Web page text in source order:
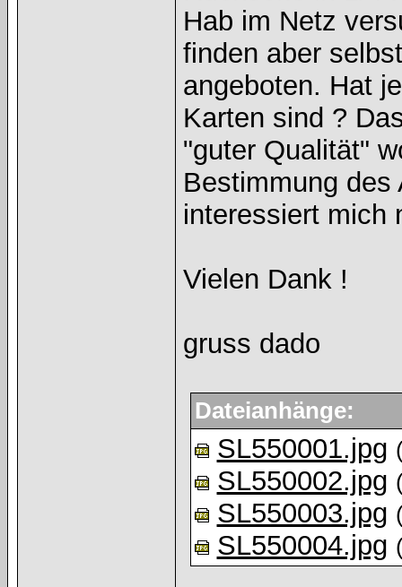
Hab im Netz
finden aber
angeboten. Hat
Karten sind ?
"guter Qualität"
Bestimmung
interessiert mich
Vielen Dank !
gruss dado
Dateianhänge:
SL550001.jpg
SL550002.jpg
SL550003.jpg
SL550004.jpg